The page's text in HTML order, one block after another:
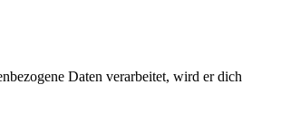
Daten verarbeitet, wird er dich